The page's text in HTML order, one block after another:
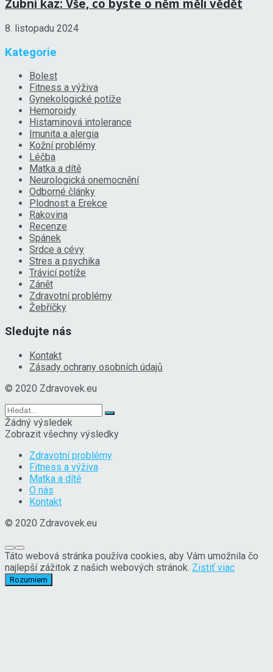
Zubní kaz: Vše, co byste o něm měli vědět
8. listopadu 2024
Kategorie
Bolest
Fitness a výživa
Gynekologické potíže
Hemoroidy
Histaminová intolerance
Imunita a alergia
Kožní problémy
Léčba
Matka a dítě
Neurologická onemocnění
Odborné články
Plodnost a Erekce
Rakovina
Recenze
Spánek
Srdce a cévy
Stres a psychika
Trávicí potíže
Zánět
Zdravotní problémy
Žebříčky
Sledujte nás
Kontakt
Zásady ochrany osobních údajů
© 2020 Zdravovek.eu
Žádný výsledek
Zobrazit všechny výsledky
Zdravotní problémy
Fitness a výživa
Matka a dítě
O nás
Kontakt
© 2020 Zdravovek.eu
Táto webová stránka používa cookies, aby Vám umožnila čo
najlepší zážitok z našich webových stránok. Zistiť viac
Rozumiem